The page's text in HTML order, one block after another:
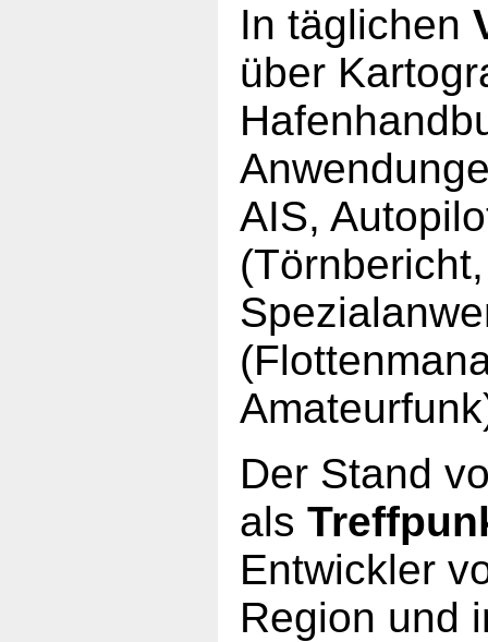
In täglichen
über
AIS,
Der Stand
als
Entwickler
Region und